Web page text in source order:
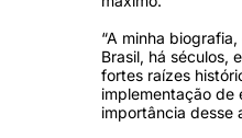
“A minha
Brasil, há séculos,
fortes raízes
implementação de
importância desse